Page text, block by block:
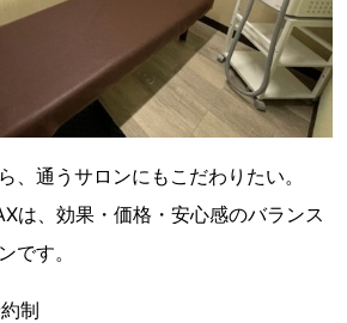
、通うサロンにもこだわりたい。
は、効果・価格・安心感のバランス
です。
制